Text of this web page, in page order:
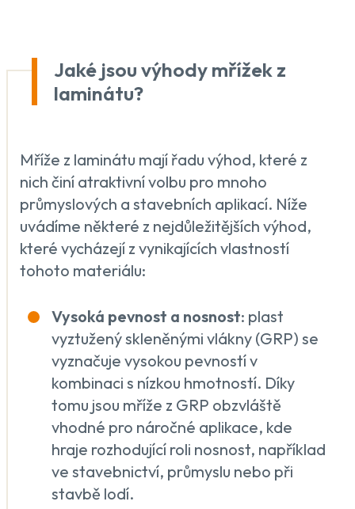
Jaké jsou výhody mřížek z
laminátu?
Mříže z laminátu mají řadu výhod, které z
nich činí atraktivní volbu pro mnoho
průmyslových a stavebních aplikací. Níže
uvádíme některé z nejdůležitějších výhod,
které vycházejí z vynikajících vlastností
tohoto materiálu:
Vysoká pevnost a nosnost: plast
vyztužený skleněnými vlákny (GRP) se
vyznačuje vysokou pevností v
kombinaci s nízkou hmotností. Díky
tomu jsou mříže z GRP obzvláště
vhodné pro náročné aplikace, kde
hraje rozhodující roli nosnost, například
ve stavebnictví, průmyslu nebo při
stavbě lodí.